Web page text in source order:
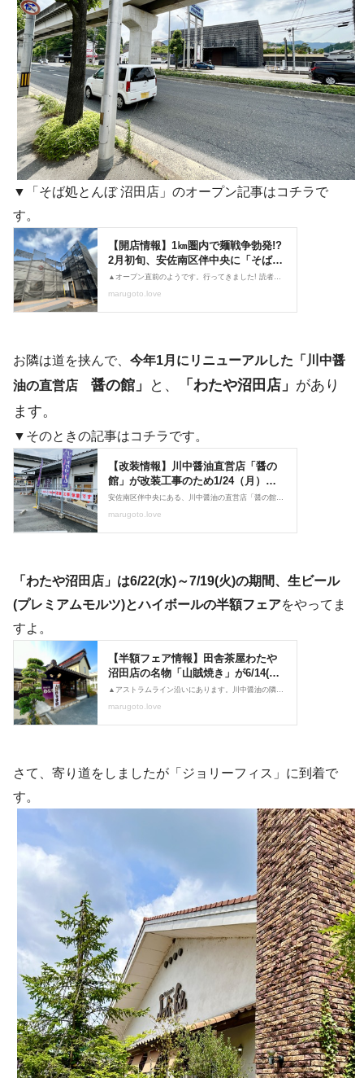
▼「そば処とんぼ 沼田店」のオープン記事はコチラで
す。
お隣は道を挟んで、 今年1月にリニューアルした「川中醤
油の直営店 醤の館 」 と、 「わたや沼田店」 があり
ます。
▼そのときの記事はコチラです。
「わたや沼田店」は6/22(水)～7/19(火)の期間、生ビール
(プレミアムモルツ)とハイボールの半額フェアをやってま
すよ。
さて、寄り道をしましたが「ジョリーフィス」に到着で
す。